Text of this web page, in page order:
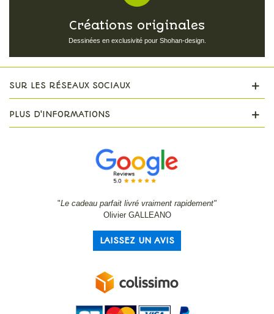
Créations originales
Dessinées en exclusivité pour Shohan-design.
SUR LES RÉSEAUX SOCIAUX
PLUS D'INFORMATIONS
"Le cadeau parfait livré vraiment rapidement"
Olivier GALLEANO
LAISSEZ UN AVIS